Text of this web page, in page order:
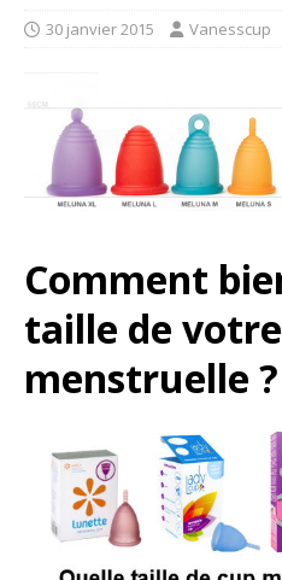
30 janvier 2015 Vanesscup
Comment
taille de
menstruelle ?